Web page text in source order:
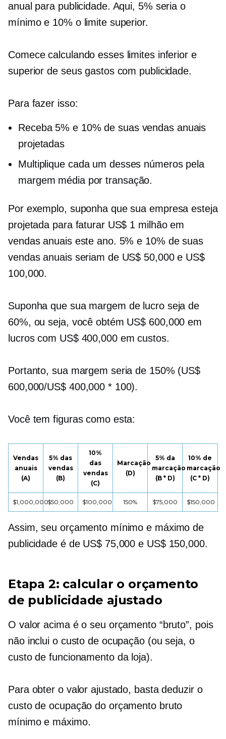
anual para publicidade. Aqui, 5% seria o
mínimo e 10% o limite superior.
Comece calculando esses limites inferior e
superior de seus gastos com publicidade.
Para fazer isso:
Receba 5% e 10% de suas vendas anuais
projetadas
Multiplique cada um desses números pela
margem média por transação.
Por exemplo, suponha que sua empresa esteja
projetada para faturar US$ 1 milhão em
vendas anuais este ano. 5% e 10% de suas
vendas anuais seriam de US$ 50,000 e US$
100,000.
Suponha que sua margem de lucro seja de
60%, ou seja, você obtém US$ 600,000 em
lucros com US$ 400,000 em custos.
Portanto, sua margem seria de 150% (US$
600,000/US$ 400,000 * 100).
Você tem figuras como esta:
Vendas
anuais
(A)
5% das
vendas
(B)
10%
das
vendas
(C)
Marcação
(D)
5% da
marcação
(B * D)
10% de
marcação
(C * D)
$1,000,000$50,000 $100,000 150% $75,000 $150,000
Assim, seu orçamento mínimo e máximo de
publicidade é de US$ 75,000 e US$ 150,000.
Etapa 2: calcular o orçamento
de publicidade ajustado
O valor acima é o seu orçamento “bruto”, pois
não inclui o custo de ocupação (ou seja, o
custo de funcionamento da loja).
Para obter o valor ajustado, basta deduzir o
custo de ocupação do orçamento bruto
mínimo e máximo.